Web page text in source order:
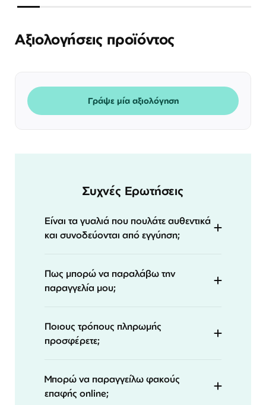
Αξιολογήσεις προϊόντος
Γράψε μία αξιολόγηση
Συχνές Ερωτήσεις
Είναι τα γυαλιά που πουλάτε αυθεντικά
και συνοδεύονται από εγγύηση;
Πως μπορώ να παραλάβω την
παραγγελία μου;
Ποιους τρόπους πληρωμής
προσφέρετε;
Μπορώ να παραγγείλω φακούς
επαφής online;